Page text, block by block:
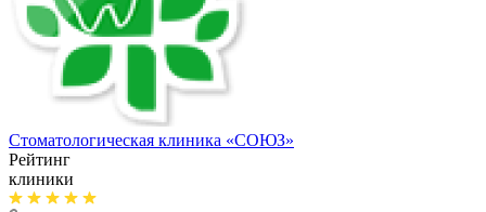
Стоматологическая клиника «СОЮЗ»
Рейтинг
клиники